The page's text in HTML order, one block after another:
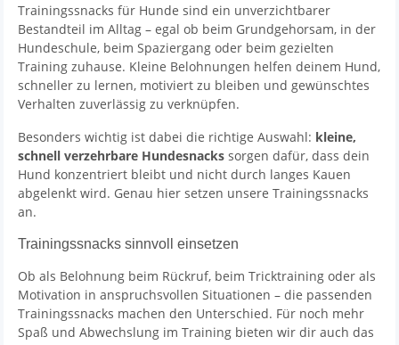
Trainingssnacks für Hunde sind ein unverzichtbarer
Bestandteil im Alltag – egal ob beim Grundgehorsam, in der
Hundeschule, beim Spaziergang oder beim gezielten
Training zuhause. Kleine Belohnungen helfen deinem Hund,
schneller zu lernen, motiviert zu bleiben und gewünschtes
Verhalten zuverlässig zu verknüpfen.
Besonders wichtig ist dabei die richtige Auswahl: kleine,
schnell verzehrbare Hundesnacks sorgen dafür, dass dein
Hund konzentriert bleibt und nicht durch langes Kauen
abgelenkt wird. Genau hier setzen unsere Trainingssnacks
an.
Trainingssnacks sinnvoll einsetzen
Ob als Belohnung beim Rückruf, beim Tricktraining oder als
Motivation in anspruchsvollen Situationen – die passenden
Trainingssnacks machen den Unterschied. Für noch mehr
Spaß und Abwechslung im Training bieten wir dir auch das